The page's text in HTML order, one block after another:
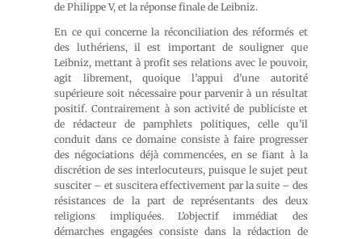
de Philippe V, et la réponse finale de Leibniz.
En ce qui concerne la réconciliation des réformés et
des luthériens, il est important de souligner que
Leibniz, mettant à profit ses relations avec le pouvoir,
agit librement, quoique l’appui d’une autorité
supérieure soit nécessaire pour parvenir à un résultat
positif. Contrairement à son activité de publiciste et
de rédacteur de pamphlets politiques, celle qu’il
conduit dans ce domaine consiste à faire progresser
des négociations déjà commencées, en se fiant à la
discrétion de ses interlocuteurs, puisque le sujet peut
susciter – et suscitera effectivement par la suite – des
résistances de la part de représentants des deux
religions impliquées. L’objectif immédiat des
démarches engagées consiste dans la rédaction de